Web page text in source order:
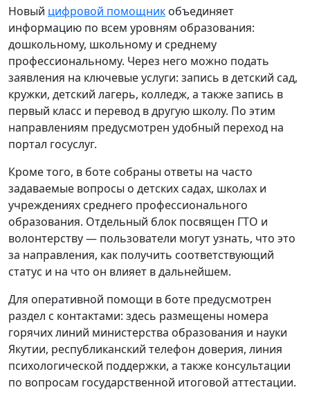
Новый цифровой помощник объединяет
информацию по всем уровням образования:
дошкольному, школьному и среднему
профессиональному. Через него можно подать
заявления на ключевые услуги: запись в детский сад,
кружки, детский лагерь, колледж, а также запись в
первый класс и перевод в другую школу. По этим
направлениям предусмотрен удобный переход на
портал госуслуг.
Кроме того, в боте собраны ответы на часто
задаваемые вопросы о детских садах, школах и
учреждениях среднего профессионального
образования. Отдельный блок посвящен ГТО и
волонтерству — пользователи могут узнать, что это
за направления, как получить соответствующий
статус и на что он влияет в дальнейшем.
Для оперативной помощи в боте предусмотрен
раздел с контактами: здесь размещены номера
горячих линий министерства образования и науки
Якутии, республиканский телефон доверия, линия
психологической поддержки, а также консультации
по вопросам государственной итоговой аттестации.